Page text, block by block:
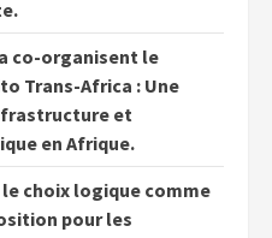
co-organisent le
Trans-Africa : Une
et
en Afrique.
choix logique comme
pour les